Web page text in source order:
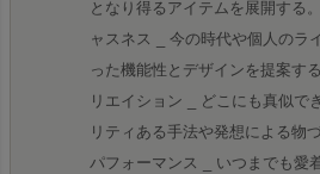
となり得るアイテムを展開する
ャスネス _ 今の時代や個人のラ
った機能性とデザインを提案す
リエイション _ どこにも真似で
リティある手法や発想による物
パフォーマンス _ いつまでも愛